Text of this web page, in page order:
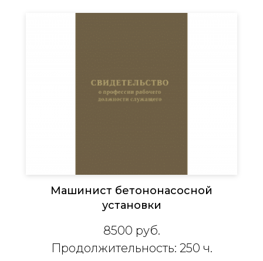
Машинист бетононасосной
установки
8500 руб.
Продолжительность: 250 ч.